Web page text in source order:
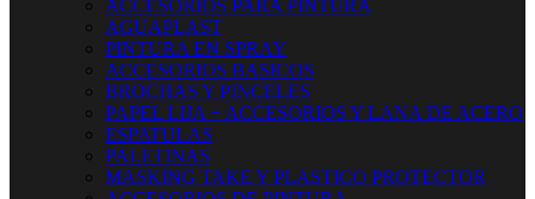
ACCESORIOS PARA PINTURA
AGUAPLAST
PINTURA EN SPRAY
ACCESORIOS BASICOS
BROCHAS Y PINCELES
PAPEL LIJA + ACCESORIOS Y LANA DE ACERO
ESPATULAS
PALETINAS
MASKING TAKE Y PLASTICO PROTECTOR